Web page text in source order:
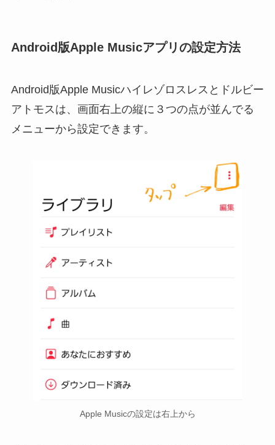
Android版Apple Musicアプリの設定方法
Android版Apple Musicハイレゾロスレスとドルビー
アトモスは、画面右上の縦に３つの点が並んでる
メニューから設定できます。
Apple Musicの設定は右上から